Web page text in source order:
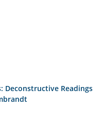
Deconstructive Readings